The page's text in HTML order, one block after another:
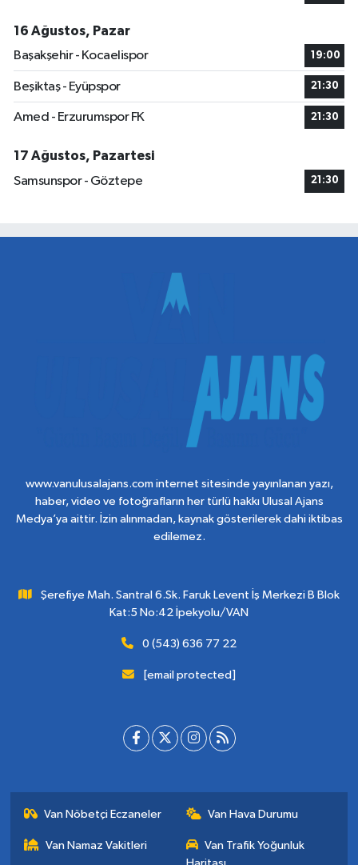
16 Ağustos, Pazar
Başakşehir - Kocaelispor
19:00
Beşiktaş - Eyüpspor 21:30
Amed - Erzurumspor FK 21:30
17 Ağustos, Pazartesi
Samsunspor - Göztepe
21:30
www.vanulusalajans.com internet sitesinde yayınlanan yazı,
haber, video ve fotoğrafların her türlü hakkı Ulusal Ajans
Medya’ya aittir. İzin alınmadan, kaynak gösterilerek dahi iktibas
edilemez.
Şerefiye Mah. Santral 6.Sk. Faruk Levent İş Merkezi B Blok
Kat:5 No:42 İpekyolu/VAN
0 (543) 636 77 22
[email protected]
Van Nöbetçi Eczaneler Van Hava Durumu
Van Namaz Vakitleri
Van Trafik Yoğunluk